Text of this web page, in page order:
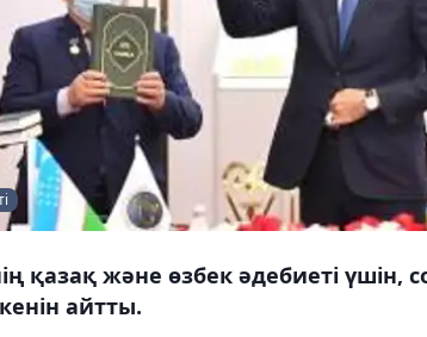
қазақ және өзбек әдебиеті үшін,
айтты.